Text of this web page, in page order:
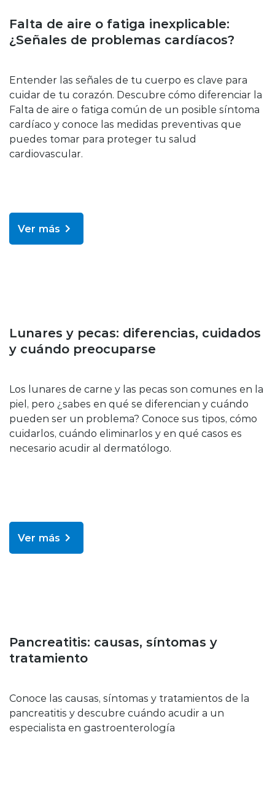
Falta de aire o fatiga inexplicable:
¿Señales de problemas cardíacos?
Entender las señales de tu cuerpo es clave para
cuidar de tu corazón. Descubre cómo diferenciar la
Falta de aire o fatiga común de un posible síntoma
cardíaco y conoce las medidas preventivas que
puedes tomar para proteger tu salud
cardiovascular.
Ver más
Lunares y pecas: diferencias, cuidados
y cuándo preocuparse
Los lunares de carne y las pecas son comunes en la
piel, pero ¿sabes en qué se diferencian y cuándo
pueden ser un problema? Conoce sus tipos, cómo
cuidarlos, cuándo eliminarlos y en qué casos es
necesario acudir al dermatólogo.
Ver más
Pancreatitis: causas, síntomas y
tratamiento
Conoce las causas, síntomas y tratamientos de la
pancreatitis y descubre cuándo acudir a un
especialista en gastroenterología